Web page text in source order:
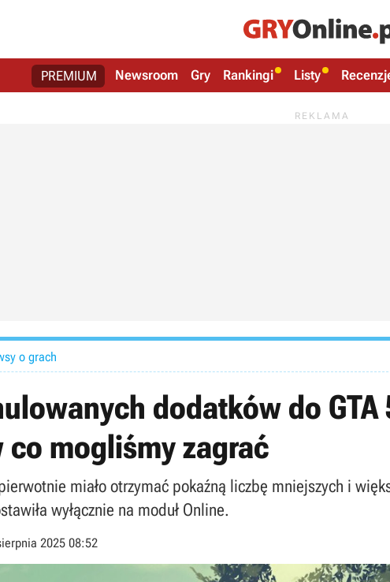
PREMIUM Newsroom Gry Rankingi Listy
o grach
dodatków do GTA
co mogliśmy zagrać
miało otrzymać pokaźną liczbę mniejszych i
wyłącznie na moduł Online.
2025 08:52